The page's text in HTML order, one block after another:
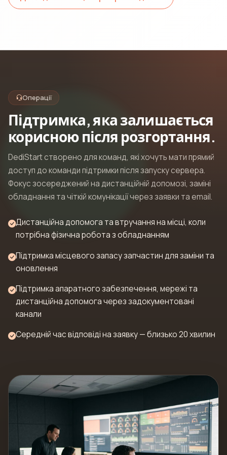
Операції
Підтримка, яка залишається
корисною після розгортання.
DediStart створено для команд, які хочуть мати прямий
доступ до команди підтримки після запуску сервера.
Фокус зосереджений на дистанційній допомозі, заміні
обладнання та чіткій комунікації через заявки та email.
Дистанційна допомога та втручання на місці, коли
потрібна фізична робота з обладнанням
Підтримка місцевого запасу запчастин для заміни та
оновлення
Підтримка апаратного забезпечення, мережі та
дистанційна допомога через задокументовані
канали
Середній час відповіді на заявку — близько 20 хвилин